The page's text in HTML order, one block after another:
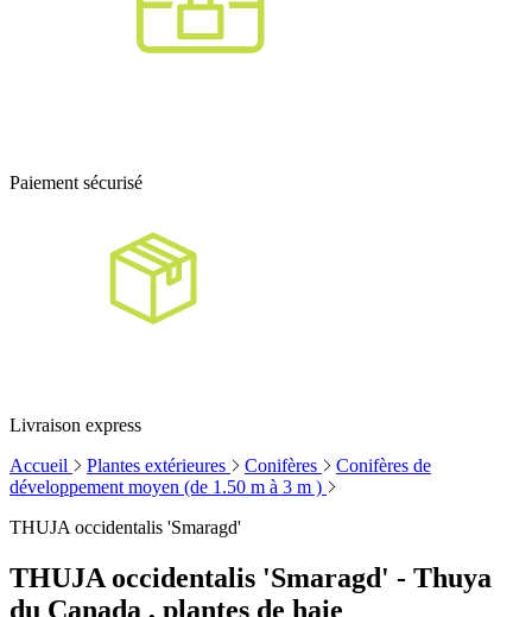
Paiement sécurisé
Livraison express
Accueil
Plantes extérieures Conifères
Conifères de
développement moyen (de 1.50 m à 3 m )
THUJA occidentalis 'Smaragd'
THUJA occidentalis 'Smaragd' - Thuya
du Canada , plantes de haie